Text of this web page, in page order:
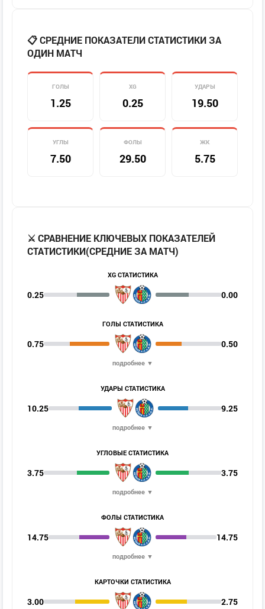
📋 СРЕДНИЕ ПОКАЗАТЕЛИ СТАТИСТИКИ ЗА
ОДИН МАТЧ
ГОЛЫ
1.25
XG
0.25
УДАРЫ
19.50
УГЛЫ
7.50
ФОЛЫ
29.50
ЖК
5.75
⚔️ СРАВНЕНИЕ КЛЮЧЕВЫХ ПОКАЗАТЕЛЕЙ
СТАТИСТИКИ(СРЕДНИЕ ЗА МАТЧ)
XG СТАТИСТИКА
0.25 0.00
ГОЛЫ СТАТИСТИКА
0.75 0.50
подробнее ▼
УДАРЫ СТАТИСТИКА
10.25 9.25
подробнее ▼
УГЛОВЫЕ СТАТИСТИКА
3.75 3.75
подробнее ▼
ФОЛЫ СТАТИСТИКА
14.75 14.75
подробнее ▼
КАРТОЧКИ СТАТИСТИКА
3.00 2.75